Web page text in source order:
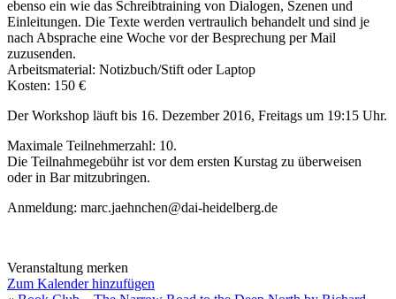
ebenso ein wie das Schreibtraining von Dialogen, Szenen und
Einleitungen. Die Texte werden vertraulich behandelt und sind je
nach Absprache eine Woche vor der Besprechung per Mail
zuzusenden.
Arbeitsmaterial: Notizbuch/Stift oder Laptop
Kosten: 150 €
Der Workshop läuft bis 16. Dezember 2016, Freitags um 19:15 Uhr.
Maximale Teilnehmerzahl: 10.
Die Teilnahmegebühr ist vor dem ersten Kurstag zu überweisen
oder in Bar mitzubringen.
Anmeldung: marc.jaehnchen@dai-heidelberg.de
Veranstaltung merken
Zum Kalender hinzufügen